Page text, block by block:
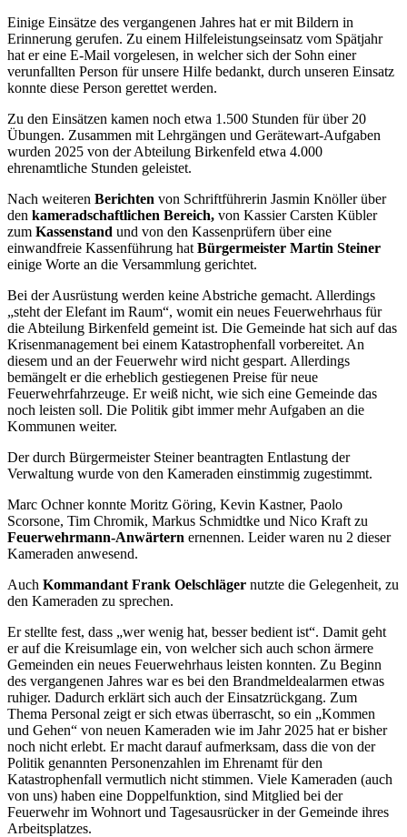
Einige Einsätze des vergangenen Jahres hat er mit Bildern in
Erinnerung gerufen. Zu einem Hilfeleistungseinsatz vom Spätjahr
hat er eine E-Mail vorgelesen, in welcher sich der Sohn einer
verunfallten Person für unsere Hilfe bedankt, durch unseren Einsatz
konnte diese Person gerettet werden.
Zu den Einsätzen kamen noch etwa 1.500 Stunden für über 20
Übungen. Zusammen mit Lehrgängen und Gerätewart-Aufgaben
wurden 2025 von der Abteilung Birkenfeld etwa 4.000
ehrenamtliche Stunden geleistet.
Nach weiteren Berichten von Schriftführerin Jasmin Knöller über
den kameradschaftlichen Bereich, von Kassier Carsten Kübler
zum Kassenstand und von den Kassenprüfern über eine
einwandfreie Kassenführung hat Bürgermeister Martin Steiner
einige Worte an die Versammlung gerichtet.
Bei der Ausrüstung werden keine Abstriche gemacht. Allerdings
„steht der Elefant im Raum“, womit ein neues Feuerwehrhaus für
die Abteilung Birkenfeld gemeint ist. Die Gemeinde hat sich auf das
Krisenmanagement bei einem Katastrophenfall vorbereitet. An
diesem und an der Feuerwehr wird nicht gespart. Allerdings
bemängelt er die erheblich gestiegenen Preise für neue
Feuerwehrfahrzeuge. Er weiß nicht, wie sich eine Gemeinde das
noch leisten soll. Die Politik gibt immer mehr Aufgaben an die
Kommunen weiter.
Der durch Bürgermeister Steiner beantragten Entlastung der
Verwaltung wurde von den Kameraden einstimmig zugestimmt.
Marc Ochner konnte Moritz Göring, Kevin Kastner, Paolo
Scorsone, Tim Chromik, Markus Schmidtke und Nico Kraft zu
Feuerwehrmann-Anwärtern ernennen. Leider waren nu 2 dieser
Kameraden anwesend.
Auch Kommandant Frank Oelschläger nutzte die Gelegenheit, zu
den Kameraden zu sprechen.
Er stellte fest, dass „wer wenig hat, besser bedient ist“. Damit geht
er auf die Kreisumlage ein, von welcher sich auch schon ärmere
Gemeinden ein neues Feuerwehrhaus leisten konnten. Zu Beginn
des vergangenen Jahres war es bei den Brandmeldealarmen etwas
ruhiger. Dadurch erklärt sich auch der Einsatzrückgang. Zum
Thema Personal zeigt er sich etwas überrascht, so ein „Kommen
und Gehen“ von neuen Kameraden wie im Jahr 2025 hat er bisher
noch nicht erlebt. Er macht darauf aufmerksam, dass die von der
Politik genannten Personenzahlen im Ehrenamt für den
Katastrophenfall vermutlich nicht stimmen. Viele Kameraden (auch
von uns) haben eine Doppelfunktion, sind Mitglied bei der
Feuerwehr im Wohnort und Tagesausrücker in der Gemeinde ihres
Arbeitsplatzes.